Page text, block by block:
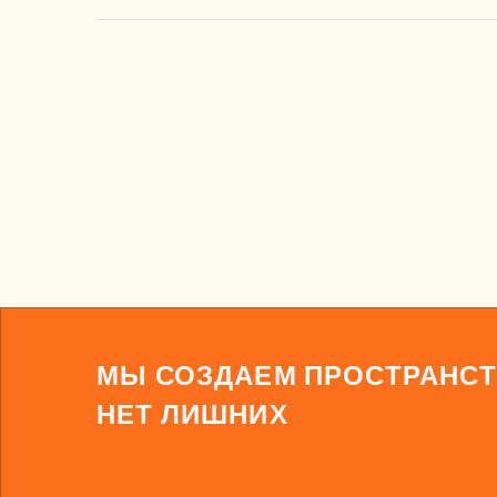
МЫ СОЗДАЕМ
НЕТ ЛИШНИХ